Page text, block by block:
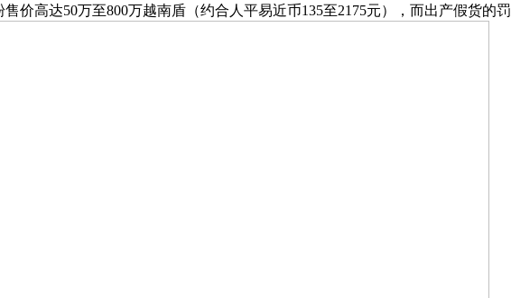
价高达50万至800万越南盾（约合人平易近币135至2175元），而出产假货的